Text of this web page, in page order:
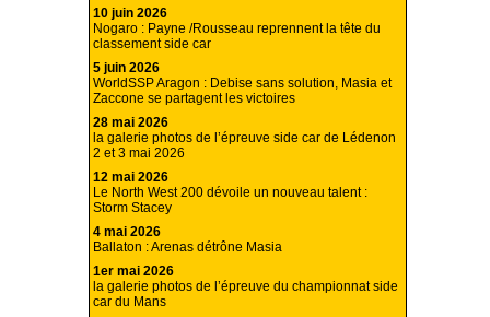
10 juin 2026
Nogaro : Payne /Rousseau reprennent la tête du
classement side car
5 juin 2026
WorldSSP Aragon : Debise sans solution, Masia et
Zaccone se partagent les victoires
28 mai 2026
la galerie photos de l’épreuve side car de Lédenon
2 et 3 mai 2026
12 mai 2026
Le North West 200 dévoile un nouveau talent :
Storm Stacey
4 mai 2026
Ballaton : Arenas détrône Masia
1er mai 2026
la galerie photos de l’épreuve du championnat side
car du Mans